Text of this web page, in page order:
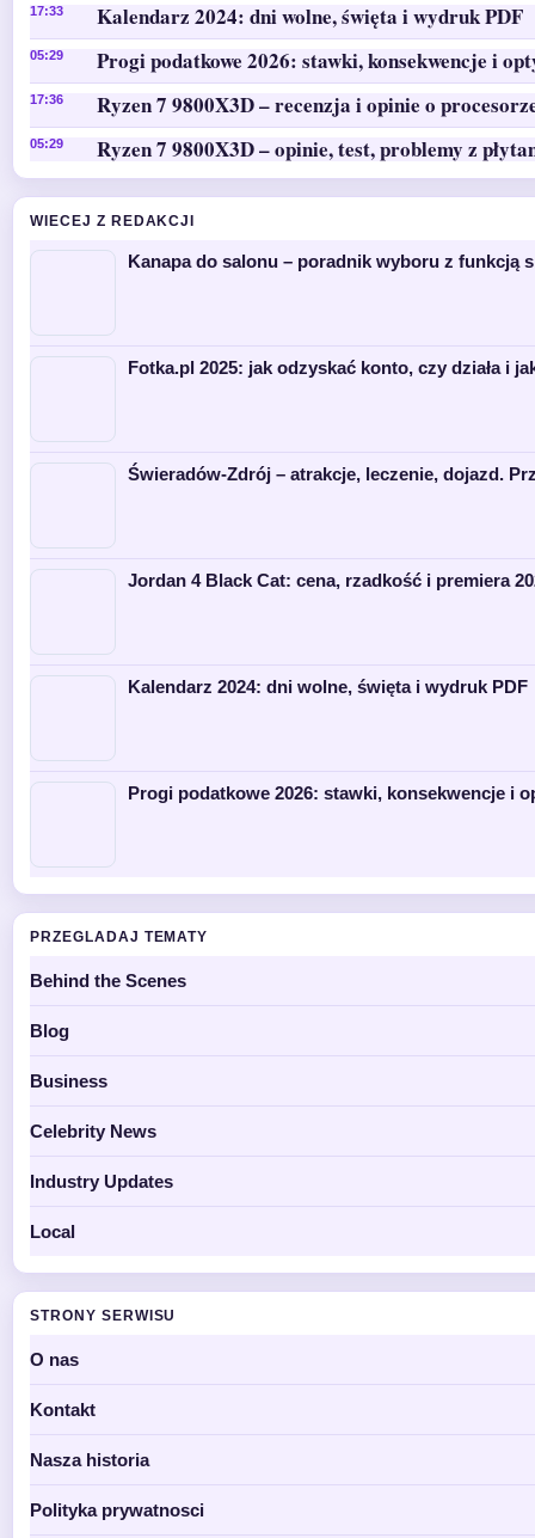
17:33 Kalendarz 2024: dni wolne, święta i wydruk PDF
05:29 Progi podatkowe 2026: stawki, konsekwencje i
17:36 Ryzen 7 9800X3D – recenzja i opinie o
05:29 Ryzen 7 9800X3D – opinie, test, problemy z
WIECEJ Z REDAKCJI
Kanapa do salonu – poradnik wyboru z funkcją
Fotka.pl 2025: jak odzyskać konto, czy działa i
Świeradów-Zdrój – atrakcje, leczenie, dojazd.
Jordan 4 Black Cat: cena, rzadkość i premiera
Kalendarz 2024: dni wolne, święta i wydruk PDF
Progi podatkowe 2026: stawki, konsekwencje i
PRZEGLADAJ TEMATY
Behind the Scenes
Blog
Business
Celebrity News
Industry Updates
Local
STRONY SERWISU
O nas
Kontakt
Nasza historia
Polityka prywatnosci